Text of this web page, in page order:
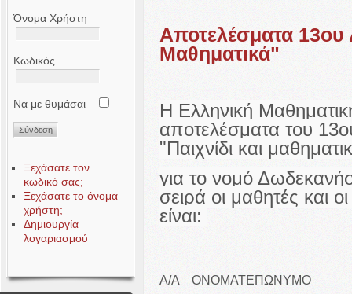
Όνομα Χρήστη
Κωδικός
Να με θυμάσαι
Ξεχάσατε τον
κωδικό σας;
Ξεχάσατε το όνομα
χρήστη;
Δημιουργία
λογαριασμού
Αποτελέσματα 13ου
Μαθηματικά"
Η Ελληνική
αποτελέσματα του
"Παιχνίδι και
για το νομό
σειρά οι μαθητές και
είναι:
Α/Α
ΟΝΟΜΑΤΕΠΩΝΥΜΟ